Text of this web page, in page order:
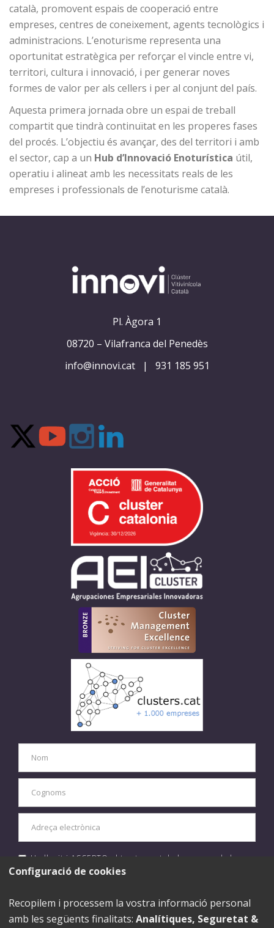
català, promovent espais de cooperació entre
empreses, centres de coneixement, agents tecnològics i
administracions. L’enoturisme representa una
oportunitat estratègica per reforçar el vincle entre vi,
territori, cultura i innovació, i per generar noves
formes de valor per als cellers i per al conjunt del país.
Aquesta primera jornada obre un espai de treball
compartit que tindrà continuïtat en les properes fases
del procés. L’objectiu és avançar, des del territori i amb
el sector, cap a un Hub d’Innovació Enoturística útil,
operatiu i alineat amb les necessitats reals de les
empreses i professionals de l’enoturisme català.
Pl. Àgora 1
08720 – Vilafranca del Penedès
info@innovi.cat
| 931 185 951
He llegit i ACCEPTO el tractament de les meves dades
personals d'acord amb la
ENVIAR
Configuració de cookies
Recopilem i processem la vostra informació personal
amb les següents finalitats: Analítiques, Seguretat &